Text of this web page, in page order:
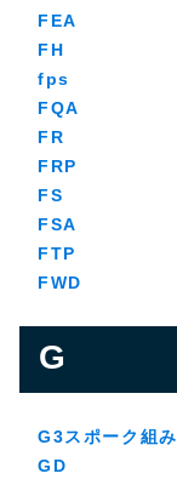
FEA
FH
fps
FQA
FR
FRP
FS
FSA
FTP
FWD
G
G3スポーク組み
GD